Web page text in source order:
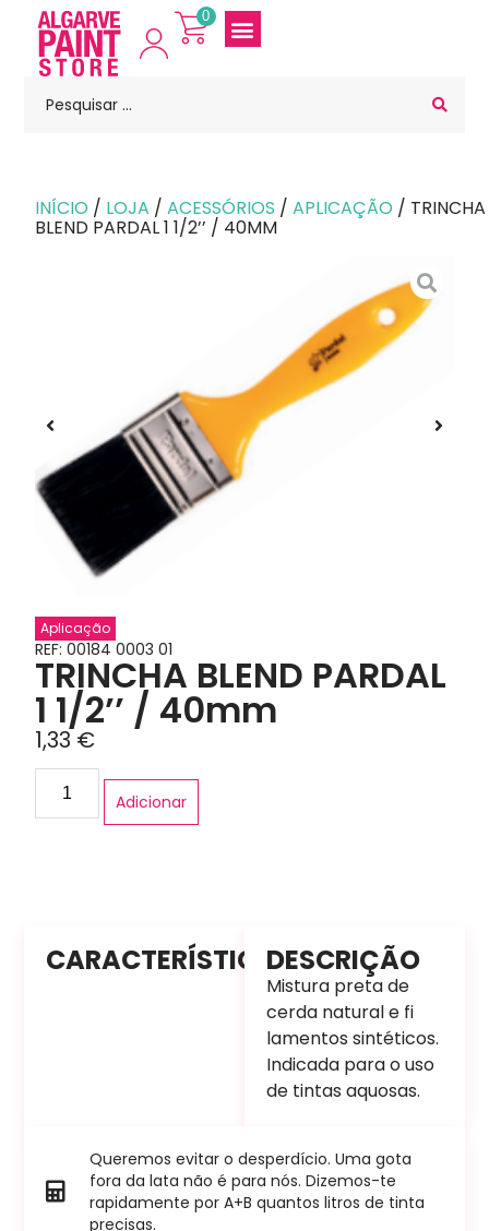
0
INÍCIO / LOJA /ACESSÓRIOS /APLICAÇÃO / TRINCHA
BLEND PARDAL 1 1/2’’ / 40MM
Aplicação
REF: 00184 0003 01
TRINCHA BLEND PARDAL
1 1/2’’ / 40mm
1,33 €
Adicionar
CARACTERÍSTICASDESCRIÇÃO
Mistura preta de
cerda natural e fi
lamentos sintéticos.
Indicada para o uso
de tintas aquosas.
Queremos evitar o desperdício. Uma gota
fora da lata não é para nós. Dizemos-te
rapidamente por A+B quantos litros de tinta
precisas.